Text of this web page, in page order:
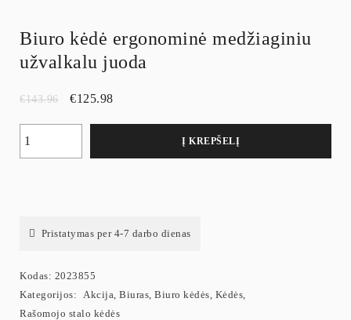
Biuro kėdė ergonominė medžiaginiu
užvalkalu juoda
€143.96 €125.98
Į KREPŠELĮ
Pristatymas per 4-7 darbo dienas
Kodas: 2023855
Kategorijos: Akcija, Biuras, Biuro kėdės, Kėdės,
Rašomojo stalo kėdės